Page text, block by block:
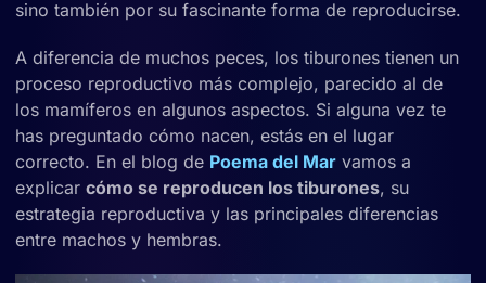
sino también por su fascinante forma de reproducirse.
A diferencia de muchos peces, los tiburones tienen un
proceso reproductivo más complejo, parecido al de
los mamíferos en algunos aspectos. Si alguna vez te
has preguntado cómo nacen, estás en el lugar
correcto. En el blog de Poema del Mar vamos a
explicar cómo se reproducen los tiburones, su
estrategia reproductiva y las principales diferencias
entre machos y hembras.